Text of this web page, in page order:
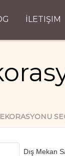
İLETIŞIM
Dış Mekan